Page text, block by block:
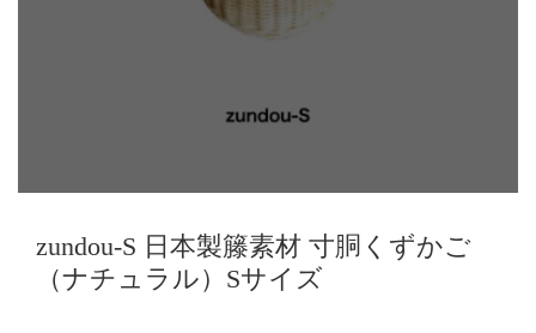
zundou-S 日本製籐素材 寸胴くずかご
（ナチュラル）Sサイズ